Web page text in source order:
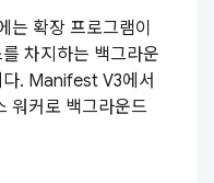
확장 프로그램이
차지하는 백그라운
. Manifest V3에서
워커로 백그라운드